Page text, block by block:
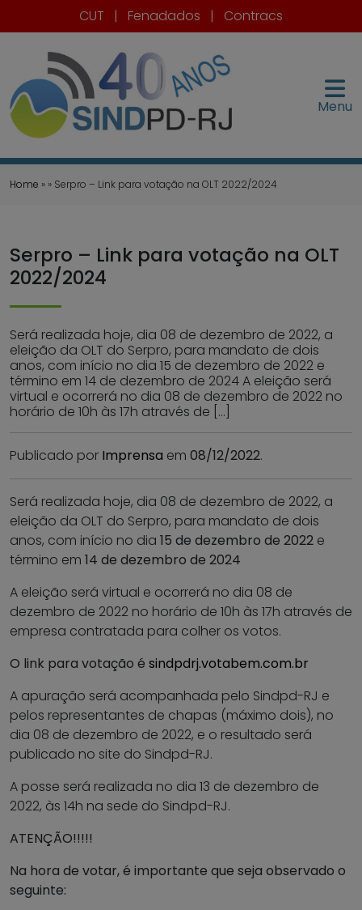
CUT | Fenadados | Contracs
Menu
Home » » Serpro – Link para votação na OLT 2022/2024
Serpro – Link para votação na OLT
2022/2024
Será realizada hoje, dia 08 de dezembro de 2022, a
eleição da OLT do Serpro, para mandato de dois
anos, com início no dia 15 de dezembro de 2022 e
término em 14 de dezembro de 2024 A eleição será
virtual e ocorrerá no dia 08 de dezembro de 2022 no
horário de 10h às 17h através de […]
Publicado por Imprensa em 08/12/2022.
Será realizada hoje, dia 08 de dezembro de 2022, a
eleição da OLT do Serpro, para mandato de dois
anos, com início no dia 15 de dezembro de 2022 e
término em 14 de dezembro de 2024
A eleição será virtual e ocorrerá no dia 08 de
dezembro de 2022 no horário de 10h às 17h através de
empresa contratada para colher os votos.
O link para votação é sindpdrj.votabem.com.br
A apuração será acompanhada pelo Sindpd-RJ e
pelos representantes de chapas (máximo dois), no
dia 08 de dezembro de 2022, e o resultado será
publicado no site do Sindpd-RJ.
A posse será realizada no dia 13 de dezembro de
2022, às 14h na sede do Sindpd-RJ.
ATENÇÃO!!!!!
Na hora de votar, é importante que seja observado o
seguinte: